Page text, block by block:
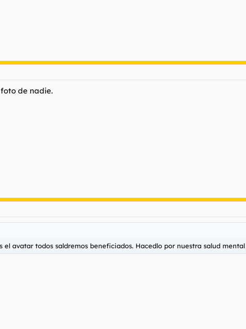
de nadie.
el avatar todos saldremos beneficiados. Hacedlo por nuestra salud mental